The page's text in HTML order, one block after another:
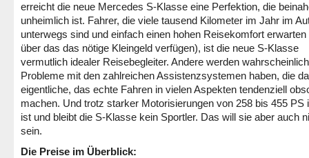
erreicht die neue Mercedes S-Klasse eine Perfektion, die
unheimlich ist. Fahrer, die viele tausend Kilometer im Jahr im
unterwegs sind und einfach einen hohen Reisekomfort erwarten
über das das nötige Kleingeld verfügen), ist die neue S-Klasse
vermutlich idealer Reisebegleiter. Andere werden
Probleme mit den zahlreichen Assistenzsystemen haben, die
eigentliche, das echte Fahren in vielen Aspekten tendenziell
machen. Und trotz starker Motorisierungen von 258 bis 455 PS
ist und bleibt die S-Klasse kein Sportler. Das will sie aber auch
sein.
Die Preise im Überblick: